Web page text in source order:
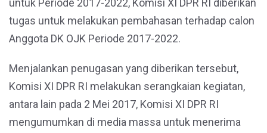
untuk Periode 2017-2022, Komisi XI DPR RI diberikan
tugas untuk melakukan pembahasan terhadap calon
Anggota DK OJK Periode 2017-2022.
Menjalankan penugasan yang diberikan tersebut,
Komisi XI DPR RI melakukan serangkaian kegiatan,
antara lain pada 2 Mei 2017, Komisi XI DPR RI
mengumumkan di media massa untuk menerima